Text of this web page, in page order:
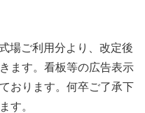
場ご利用分より、改定後
ます。看板等の広告表示
おります。何卒ご了承下
す。